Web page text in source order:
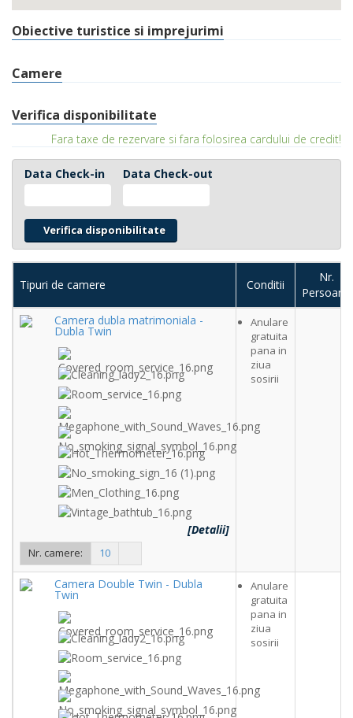
Obiective turistice si imprejurimi
Camere
Verifica disponibilitate
Fara taxe de rezervare si fara folosirea cardului de credit!
Data Check-in Data Check-out
Tipuri de camere Conditii
Nr.
Persoane
Camera dubla matrimoniala -
Dubla Twin
[Detalii]
Nr. camere: 10
Anulare
gratuita
pana in
ziua
sosirii
Camera Double Twin - Dubla
Twin
Anulare
gratuita
pana in
ziua
sosirii